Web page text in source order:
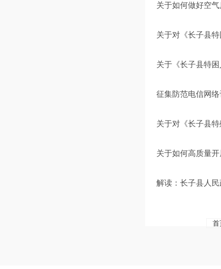
关于如何做好空
关于对《长子县
关于《长子县特
征集防范电信网
关于对《长子县
关于如何高质量
解读：长子县人